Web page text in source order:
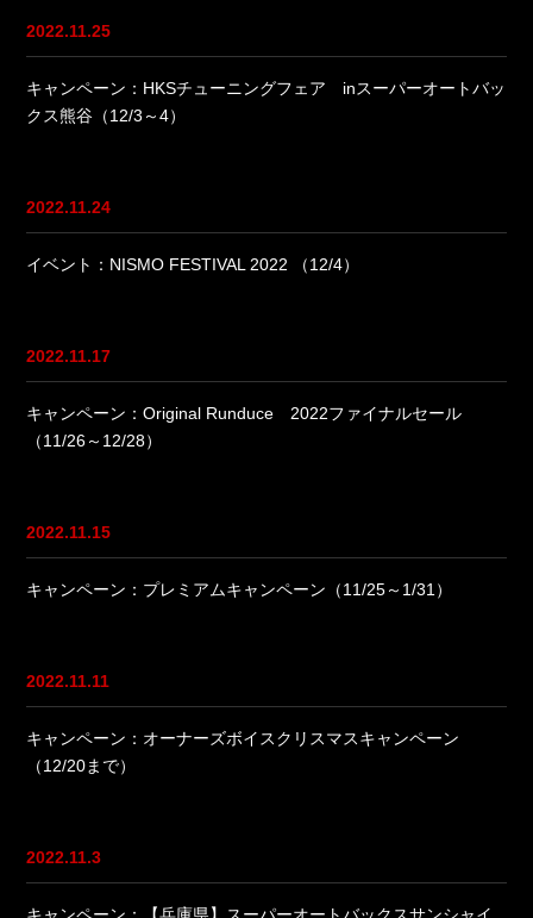
2022.11.25
キャンペーン：HKSチューニングフェア inスーパーオートバッ
クス熊谷（12/3～4）
2022.11.24
イベント：NISMO FESTIVAL 2022 （12/4）
2022.11.17
キャンペーン：Original Runduce 2022ファイナルセール
（11/26～12/28）
2022.11.15
キャンペーン：プレミアムキャンペーン（11/25～1/31）
2022.11.11
キャンペーン：オーナーズボイスクリスマスキャンペーン
（12/20まで）
2022.11.3